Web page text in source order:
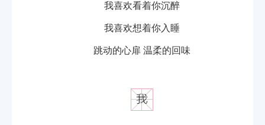
我喜欢看着你沉醉
我喜欢想着你入睡
跳动的心扉 温柔的回味